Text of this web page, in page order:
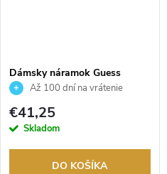
Dámsky náramok Guess
JUBB04549JWYGS
Až 100 dní na vrátenie
€41,25
Skladom
DO KOŠÍKA